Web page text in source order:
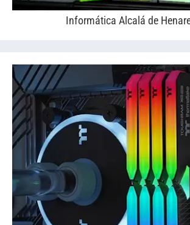
Informática Alcalá de